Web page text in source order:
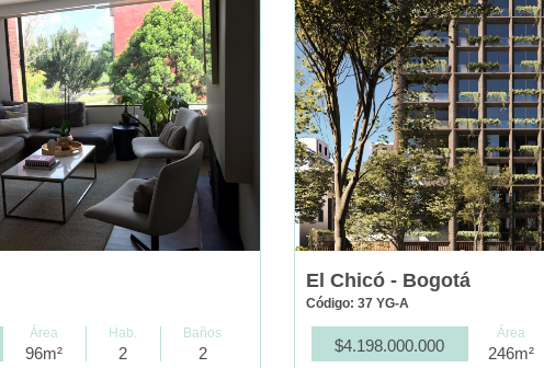
Área
96m²
Hab.
2
Baños
2
El Chicó - Bogotá
Código: 37 YG-A
$4.198.000.000
Área
246m²